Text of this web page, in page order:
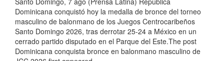
Dominicana conquistó hoy la medalla de bronce del torneo
masculino de balonmano de los Juegos Centrocaribeños
Santo Domingo 2026, tras derrotar 25-24 a México en un
cerrado partido disputado en el Parque del Este.The post
Dominicana conquista bronce en balonmano masculino de